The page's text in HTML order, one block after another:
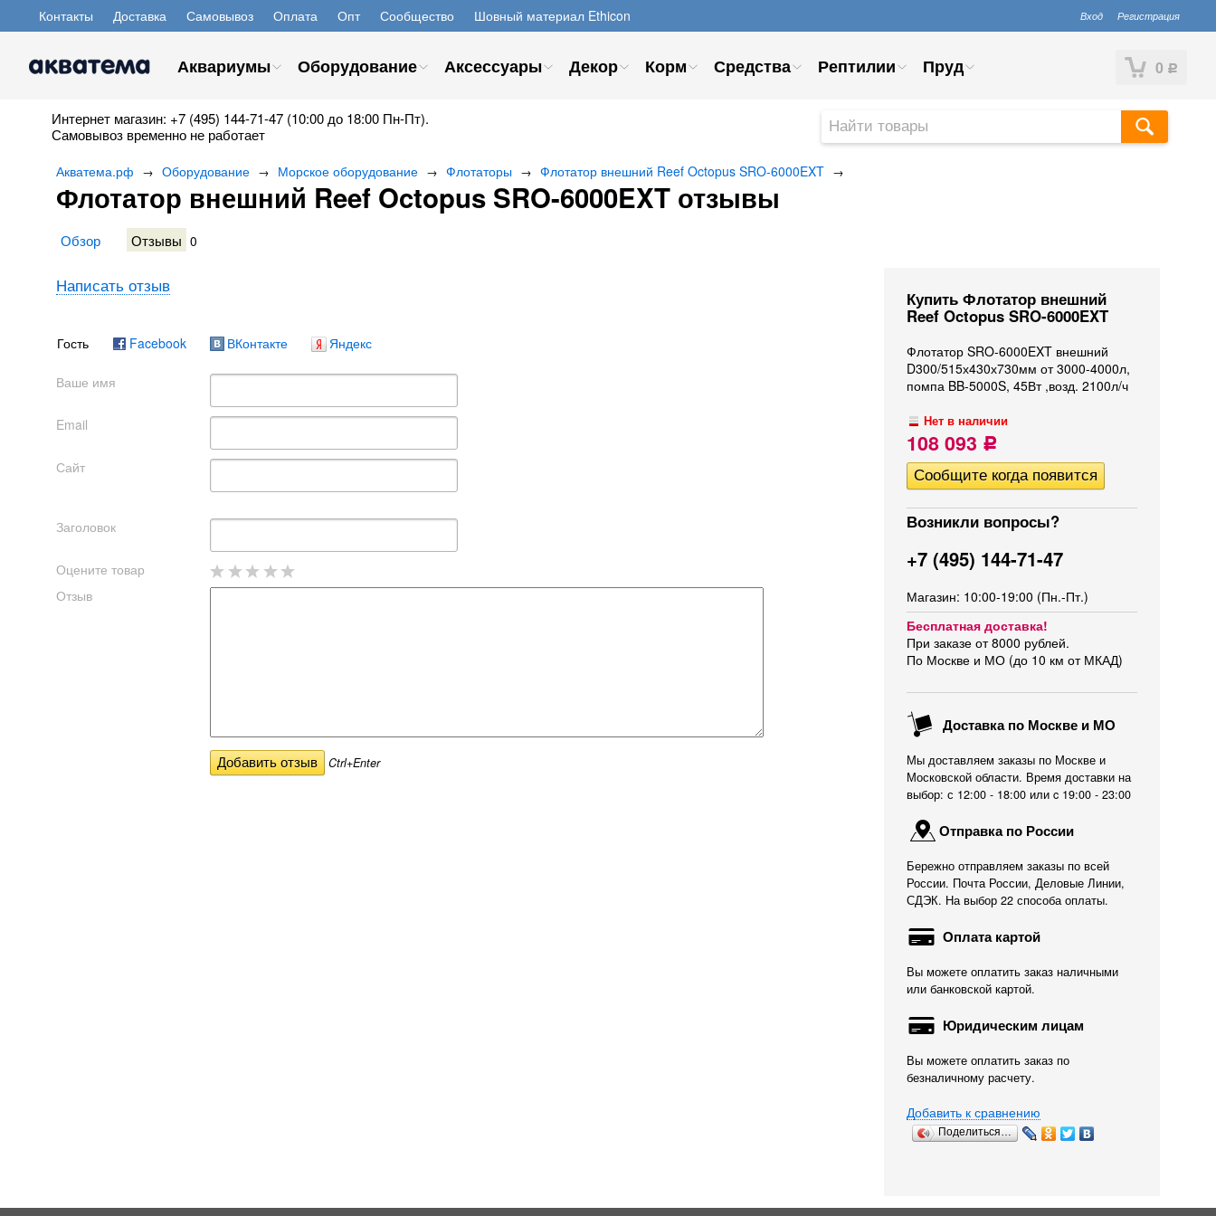
Контакты Доставка Самовывоз Оплата Опт Сообщество Шовный материал Ethicon Вход Регистрация
0 Р
Аквариумы Оборудование Аксессуары Декор Корм Средства Рептилии Пруд
Интернет магазин: +7 (495) 144-71-47 (10:00 до 18:00 Пн-Пт).
Самовывоз временно не работает
Акватема.рф → Оборудование → Морское оборудование → Флотаторы → Флотатор внешний Reef Octopus SRO-6000EXT →
Флотатор внешний Reef Octopus SRO-6000EXT отзывы
Обзор Отзывы 0
Купить Флотатор внешний
Reef Octopus SRO-6000EXT
Флотатор SRO-6000EXT внешний
D300/515х430х730мм от 3000-4000л,
помпа BB-5000S, 45Вт ,возд. 2100л/ч
Нет в наличии
108 093 Р
Возникли вопросы?
+7 (495) 144-71-47
Магазин: 10:00-19:00 (Пн.-Пт.)
Бесплатная доставка!
При заказе от 8000 рублей.
По Москве и МО (до 10 км от МКАД)
Доставка по Москве и МО
Мы доставляем заказы по Москве и
Московской области. Время доставки на
выбор: с 12:00 - 18:00 или c 19:00 - 23:00
Отправка по России
Бережно отправляем заказы по всей
России. Почта России, Деловые Линии,
СДЭК. На выбор 22 способа оплаты.
Оплата картой
Вы можете оплатить заказ наличными
или банковской картой.
Юридическим лицам
Вы можете оплатить заказ по
безналичному расчету.
Добавить к сравнению
Поделиться…
Написать отзыв
Гость Facebook ВКонтакте Яндекс
Ваше имя
Email
Сайт
Заголовок
Оцените товар
Отзыв
Ctrl+Enter